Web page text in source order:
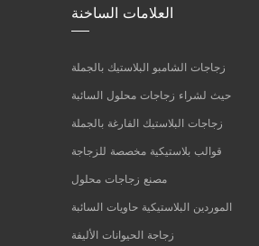
العلامات الساخنة
زجاجات الشامبو البلاستيك بالجملة
حيث لشراء زجاجات محلول السائبة
زجاجات البلاستيك الفارغة بالجملة
قوالب بلاستيكية مخصصة للزجاجة
مصنع زجاجات محلول
الموردين البلاستيكية حاويات السائبة
زجاجة الحيوانات الأليفة